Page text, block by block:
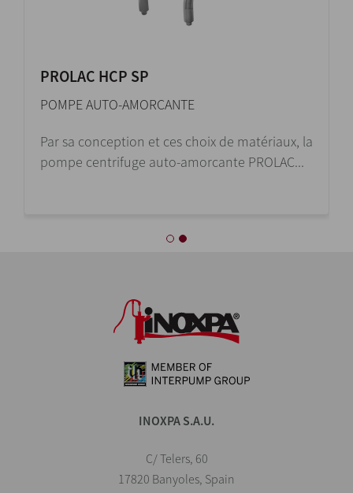
PROLAC HCP SP
POMPE AUTO-AMORCANTE
Par sa conception et ces choix de matériaux, la
pompe centrifuge auto-amorcante PROLAC...
INOXPA S.A.U.
C/ Telers, 60
17820 Banyoles, Spain